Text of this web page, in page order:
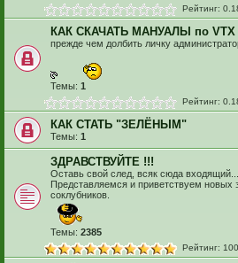
Рейтинг:
КАК СКАЧАТЬ МАНУАЛЫ по VTX
прежде чем долбить личку
Темы: 1
Рейтинг:
КАК СТАТЬ "ЗЕЛЁНЫМ"
Темы: 1
ЗДРАВСТВУЙТЕ !!!
Оставь свой след, всяк сюда входящий...
Представляемся и приветствуем новых
соклубников.
Темы: 2385
Рейтинг: